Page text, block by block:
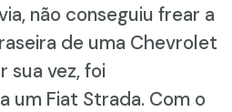
não conseguiu frear a
de uma Chevrolet
sua vez, foi
um Fiat Strada. Com o